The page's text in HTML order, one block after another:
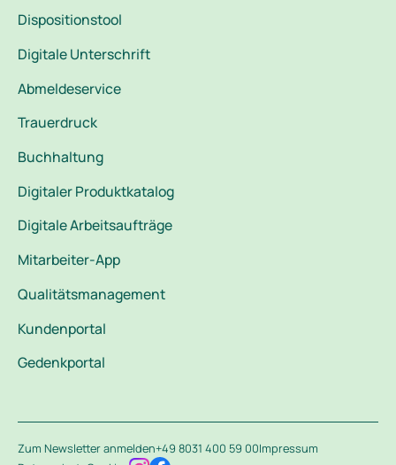
Dispositionstool
Digitale Unterschrift
Abmeldeservice
Trauerdruck
Buchhaltung
Digitaler Produktkatalog
Digitale Arbeitsaufträge
Mitarbeiter-App
Qualitätsmanagement
Kundenportal
Gedenkportal
Zum Newsletter anmelden+49 8031 400 59 00Impressum